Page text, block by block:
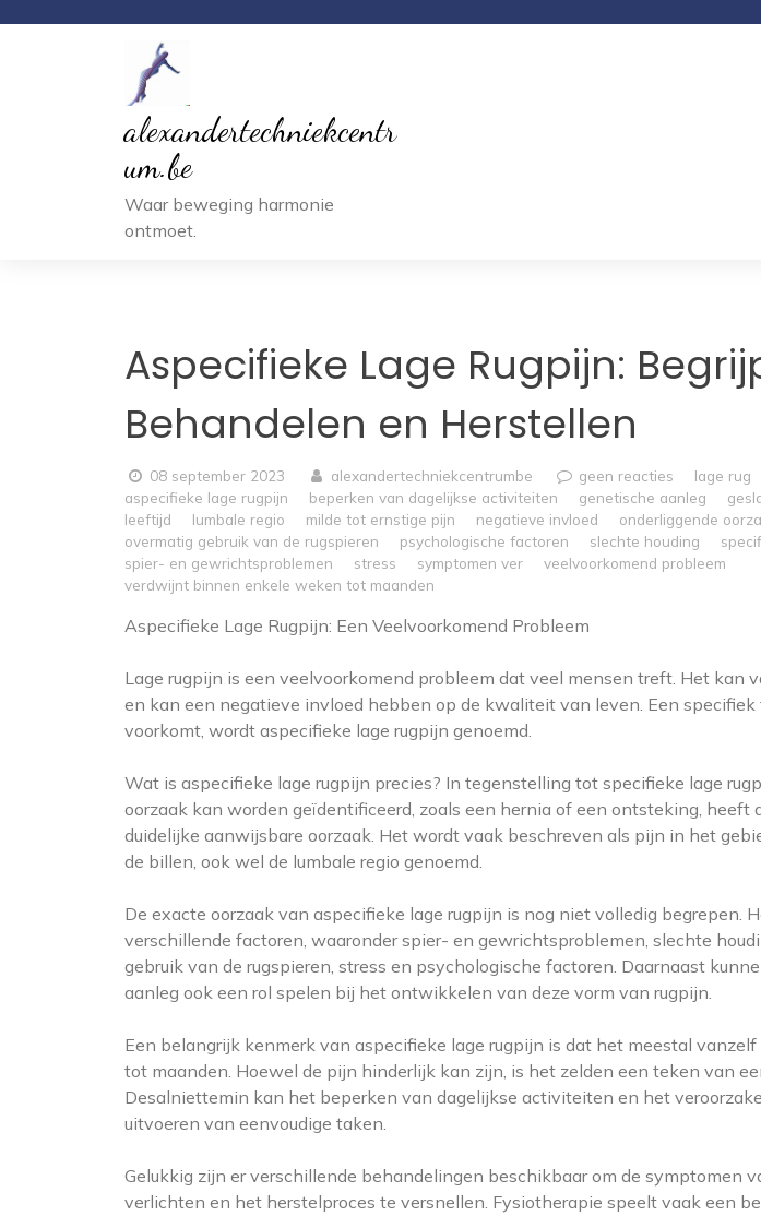
alexandertechniekcentr
um.be
Waar beweging harmonie
ontmoet.
Aspecifieke Lage Rugpijn:
Behandelen en Herstellen
08 september 2023 alexandertechniekcentrumbe geen reacties lage rug
aspecifieke lage rugpijn
beperken van dagelijkse activiteiten genetische aanleg
leeftijd
lumbale regio milde tot ernstige pijn negatieve invloed onderliggende
overmatig gebruik van de rugspieren
psychologische factoren slechte houding
spier- en gewrichtsproblemen
stress symptomen ver
veelvoorkomend probleem
verdwijnt binnen enkele weken tot maanden
Aspecifieke Lage Rugpijn: Een Veelvoorkomend Probleem
Lage rugpijn is een veelvoorkomend probleem dat veel mensen treft. Het kan
en kan een negatieve invloed hebben op de kwaliteit van leven. Een
voorkomt, wordt aspecifieke lage rugpijn genoemd.
Wat is aspecifieke lage rugpijn precies? In tegenstelling tot specifieke lage
oorzaak kan worden geïdentificeerd, zoals een hernia of een ontsteking, heeft
duidelijke aanwijsbare oorzaak. Het wordt vaak beschreven als pijn in het
de billen, ook wel de lumbale regio genoemd.
De exacte oorzaak van aspecifieke lage rugpijn is nog niet volledig begrepen.
verschillende factoren, waaronder spier- en gewrichtsproblemen, slechte
gebruik van de rugspieren, stress en psychologische factoren. Daarnaast
aanleg ook een rol spelen bij het ontwikkelen van deze vorm van rugpijn.
Een belangrijk kenmerk van aspecifieke lage rugpijn is dat het meestal
tot maanden. Hoewel de pijn hinderlijk kan zijn, is het zelden een teken van
Desalniettemin kan het beperken van dagelijkse activiteiten en het
uitvoeren van eenvoudige taken.
Gelukkig zijn er verschillende behandelingen beschikbaar om de symptomen
verlichten en het herstelproces te versnellen. Fysiotherapie speelt vaak een